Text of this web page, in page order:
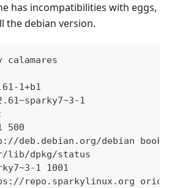
has incompatibilities with eggs,
the debian version.
1+b1
1
500
deb.debian.org/debian
lib/dpkg/status
1 1001
repo.sparkylinux.org